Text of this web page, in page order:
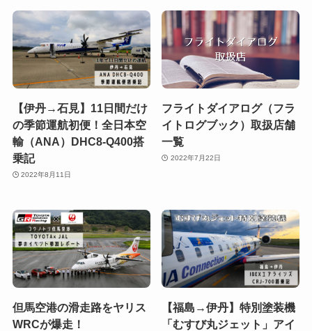
【伊丹→石見】11日間だけ
の季節運航初便！全日本空
輸（ANA）DHC8-Q400搭
乗記
2022年8月11日
フライトダイアログ（フラ
イトログブック）取扱店舗
一覧
2022年7月22日
但馬空港の滑走路をヤリス
WRCが爆走！
【福島→伊丹】特別塗装機
「むすび丸ジェット」アイ